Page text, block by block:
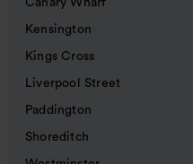
Canary Wharf
Kensington
Kings Cross
Liverpool Street
Paddington
Shoreditch